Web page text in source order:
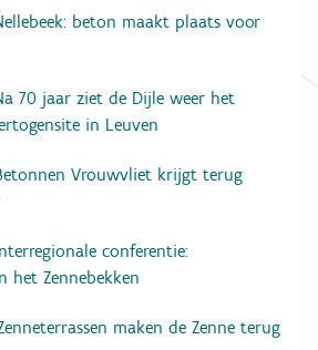
beton maakt plaats voor
70 jaar ziet de Dijle weer het
in Leuven
Vrouwvliet krijgt terug
conferentie:
het Zennebekken
maken de Zenne terug